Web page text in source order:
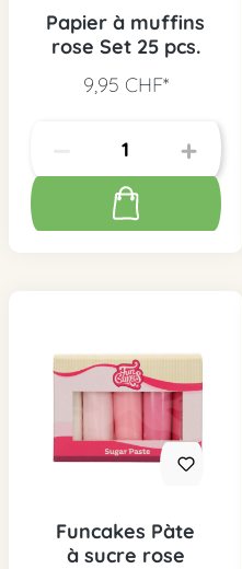
Papier à muffins
rose Set 25 pcs.
9,95 CHF*
Funcakes Pàte
à sucre rose